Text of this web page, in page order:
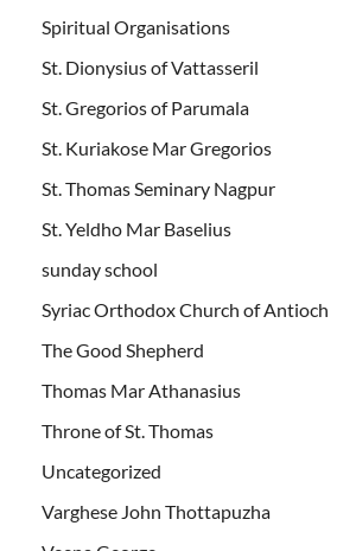
Spiritual Organisations
St. Dionysius of Vattasseril
St. Gregorios of Parumala
St. Kuriakose Mar Gregorios
St. Thomas Seminary Nagpur
St. Yeldho Mar Baselius
sunday school
Syriac Orthodox Church of Antioch
The Good Shepherd
Thomas Mar Athanasius
Throne of St. Thomas
Uncategorized
Varghese John Thottapuzha